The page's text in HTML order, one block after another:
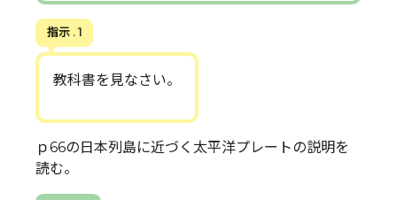
指示 . 1
教科書を見なさい。
ｐ66の日本列島に近づく太平洋プレートの説明を
読む。